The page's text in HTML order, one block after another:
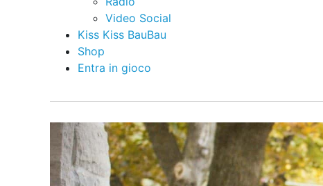
Video Social
Kiss Kiss BauBau
Shop
Entra in gioco